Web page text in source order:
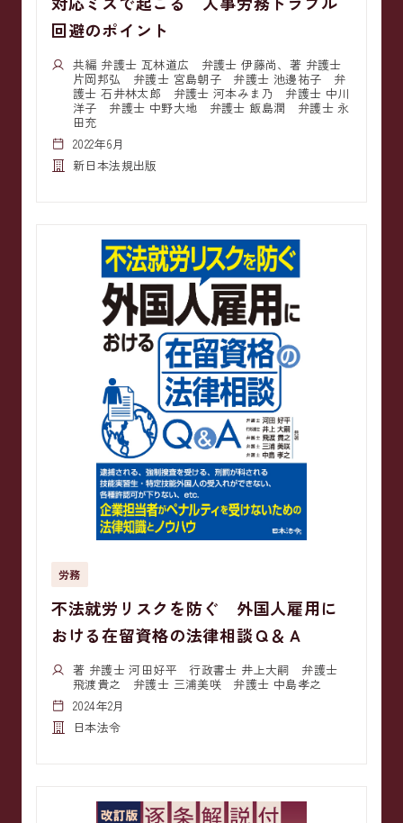
回避のポイント
共編 弁護士 瓦林道広 弁護士 伊藤尚、著 弁護士
片岡邦弘 弁護士 宮島朝子 弁護士 池邊祐子 弁
護士 石井林太郎 弁護士 河本みま乃 弁護士 中川
洋子 弁護士 中野大地 弁護士 飯島潤 弁護士 永
田充
2022年6月
新日本法規出版
労務
不法就労リスクを防ぐ 外国人雇用に
おける在留資格の法律相談Ｑ＆Ａ
著 弁護士 河田好平 行政書士 井上大嗣 弁護士
飛渡貴之 弁護士 三浦美咲 弁護士 中島孝之
2024年2月
日本法令